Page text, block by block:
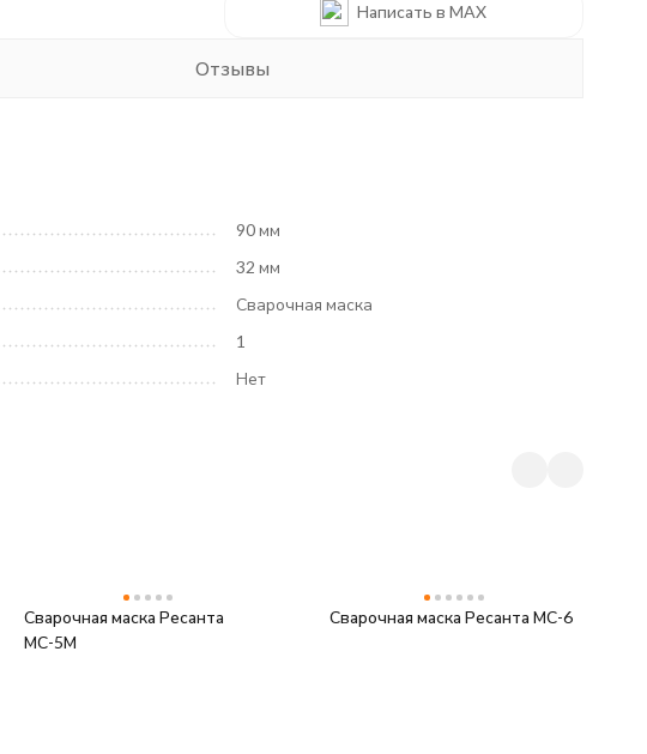
Написать в MAX
Отзывы
90 мм
32 мм
Сварочная маска
1
Нет
Сварочная маска Ресанта
МС-5М
Сварочная маска Ресанта МС-6